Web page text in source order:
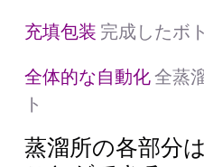
充填包装 完成したボ
全体的な自動化 全蒸
ト
蒸溜所の各部分